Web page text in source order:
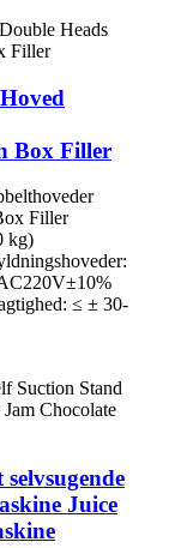
Box Filler
Filler
kg)
≤ ± 30-
Juice